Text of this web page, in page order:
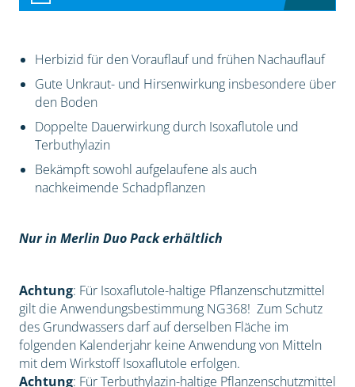
Herbizid für den Vorauflauf und frühen Nachauflauf
Gute Unkraut- und Hirsenwirkung insbesondere über
den Boden
Doppelte Dauerwirkung durch Isoxaflutole und
Terbuthylazin
Bekämpft sowohl aufgelaufene als auch
nachkeimende Schadpflanzen
Nur in Merlin Duo Pack erhältlich
Achtung: Für Isoxaflutole-haltige Pflanzenschutzmittel
gilt die Anwendungsbestimmung NG368! Zum Schutz
des Grundwassers darf auf derselben Fläche im
folgenden Kalenderjahr keine Anwendung von Mitteln
mit dem Wirkstoff Isoxaflutole erfolgen.
Achtung: Für Terbuthylazin-haltige Pflanzenschutzmittel